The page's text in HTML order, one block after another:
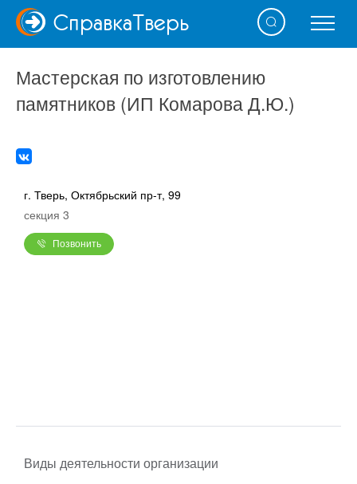
СправкаТверь
Мастерская по изготовлению
памятников (ИП Комарова Д.Ю.)
г. Тверь, Октябрьский пр-т, 99
секция 3
Позвонить
Виды деятельности организации